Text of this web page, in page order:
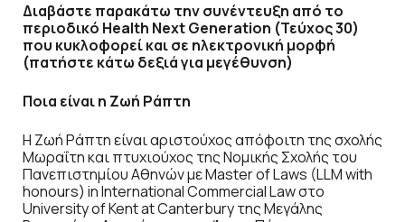
Διαβάστε παρακάτω την συνέντευξη από το
περιοδικό Health Next Generation (Τεύχος 30)
που κυκλοφορεί και σε ηλεκτρονική μορφή
(πατήστε κάτω δεξιά για μεγέθυνση)
Ποια είναι η Ζωή Ράπτη
Η Ζωή Ράπτη είναι αριστούχος απόφοιτη της σχολής
Μωραΐτη και πτυχιούχος της Νομικής Σχολής του
Πανεπιστημίου Αθηνών με Master of Laws (LLM with
honours) in International Commercial Law στο
University of Kent at Canterbury της Μεγάλης